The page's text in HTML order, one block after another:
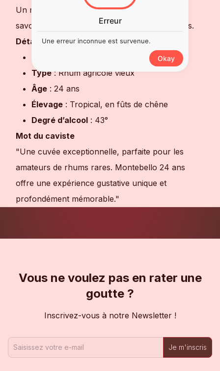
Un rhum
haut de gamme, idéal à offrir ou à
savourer pour marquer les plus beaux instants.
Détails techniques:
Type: Rhum agricole vieux
Âge : 24 ans
Élevage : Tropical, en fûts de chêne
Degré d’alcool : 43°
Mot du caviste
"Une cuvée exceptionnelle, parfaite pour les
amateurs de rhums rares. Montebello 24 ans
offre une expérience gustative unique et
profondément mémorable."
Vous ne voulez pas en rater une
goutte ?
Inscrivez-vous à notre Newsletter !
Je m'inscris
Erreur
Une erreur inconnue est survenue.
Okay